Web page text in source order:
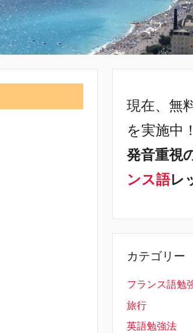
現在、無
を実施中
発音重視
ンス語レ
カテゴリー
フランス語勉
旅行
英語勉強法